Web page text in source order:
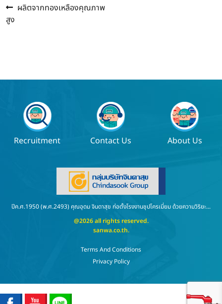
แนะแนว
เรื่อง
Previous
ผลิตจากทองเหลืองคุณภาพ
สูง
Recruitment Contact Us About Us
ปีค.ศ.1950 (พ.ศ.2493) คุณอุดม จินดาสุข ก่อตั้งโรงงานชุปโครเมี่ยม ด้วยความวิริยะ...
@2026 all rights reserved.
sanwa.co.th.
Terms And Conditions
Privacy Policy